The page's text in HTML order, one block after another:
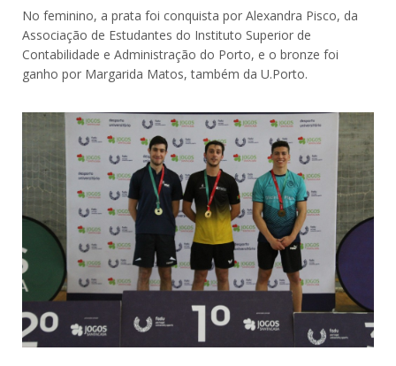
No feminino, a prata foi conquista por Alexandra Pisco, da
Associação de Estudantes do Instituto Superior de
Contabilidade e Administração do Porto, e o bronze foi
ganho por Margarida Matos, também da U.Porto.